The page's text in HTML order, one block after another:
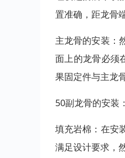
置准确，距龙骨
主龙骨的安装：
面上的龙骨必须
果固定件与主龙
50副龙骨的安装
填充岩棉：在安
满足设计要求，